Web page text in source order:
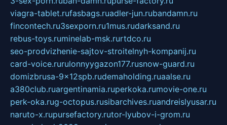
viagra-tablet.rufasbags.ruadler-jun.rubandamn.ru
fincontech.ru3sexporn.ru1mus.rudarksand.ru
rebus-toys.ruminelab-msk.rurtdco.ru
seo-prodvizhenie-sajtov-stroitelnyh-kompanij.ru
card-voice.rurulonnyygazon177.rusnow-guard.ru
domizbrusa-9x12spb.rudemaholding.ruaalse.ru
a380club.ruargentinamia.ruperkoka.rumovie-one.ru
perk-oka.rug-octopus.rusibarchives.ruandreislyusar.ru
naruto-x.rupursefactory.rutor-lyubov-i-grom.ru